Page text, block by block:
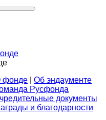
фонде
Об эндаументе
Русфонда
документы
и благодарности